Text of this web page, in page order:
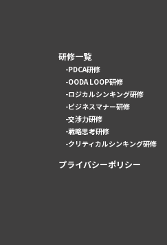
研修一覧
PDCA研修
OODA LOOP研修
ロジカルシンキング研修
ビジネスマナー研修
交渉力研修
戦略思考研修
クリティカルシンキング研修
プライバシーポリシー